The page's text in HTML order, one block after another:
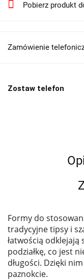
Pobierz produkt
Zamówienie
Zostaw telefon
Formy do
tradycyjne tipsy i
łatwością odklejają
podziałkę, co jest
długości. Dzięki
paznokcie.